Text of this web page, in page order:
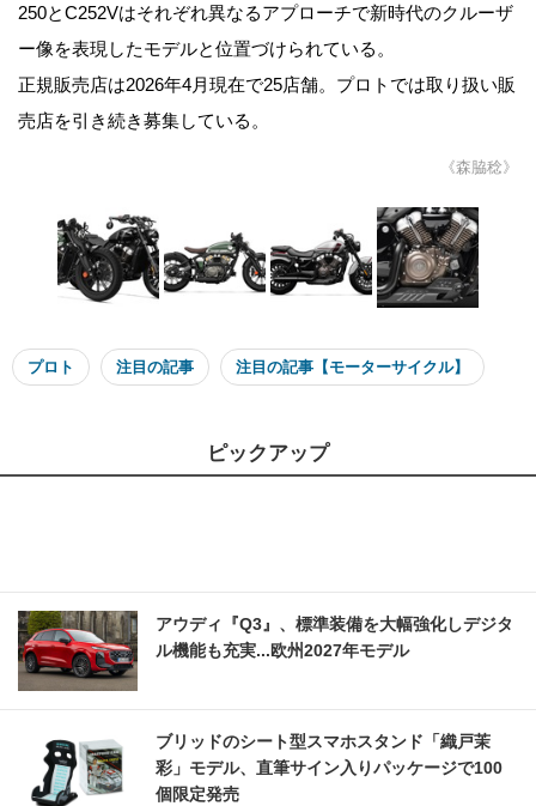
250とC252Vはそれぞれ異なるアプローチで新時代のクルーザ
ー像を表現したモデルと位置づけられている。
正規販売店は2026年4月現在で25店舗。プロトでは取り扱い販
売店を引き続き募集している。
《森脇稔》
プロト 注目の記事 注目の記事【モーターサイクル】
ピックアップ
アウディ『Q3』、標準装備を大幅強化しデジタ
ル機能も充実...欧州2027年モデル
ブリッドのシート型スマホスタンド「織戸茉
彩」モデル、直筆サイン入りパッケージで100
個限定発売